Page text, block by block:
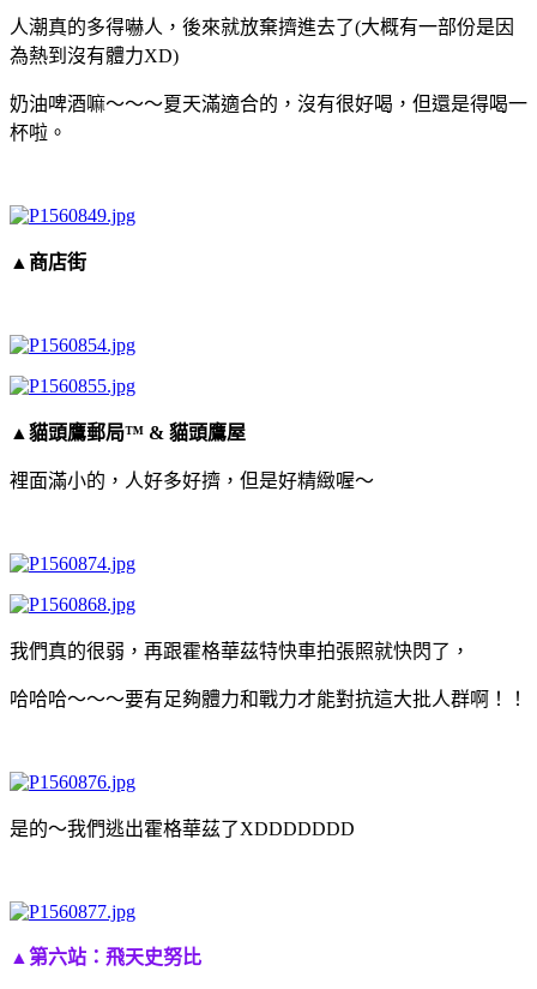
人潮真的多得嚇人，後來就放棄擠進去了(大概有一部份是因
為熱到沒有體力XD)
奶油啤酒嘛～～～夏天滿適合的，沒有很好喝，但還是得喝一
杯啦。
▲商店街
▲貓頭鷹郵局™ & 貓頭鷹屋
裡面滿小的，人好多好擠，但是好精緻喔～
我們真的很弱，再跟霍格華茲特快車拍張照就快閃了，
哈哈哈～～～要有足夠體力和戰力才能對抗這大批人群啊！！
是的～我們逃出霍格華茲了XDDDDDDD
▲第六站：飛天史努比